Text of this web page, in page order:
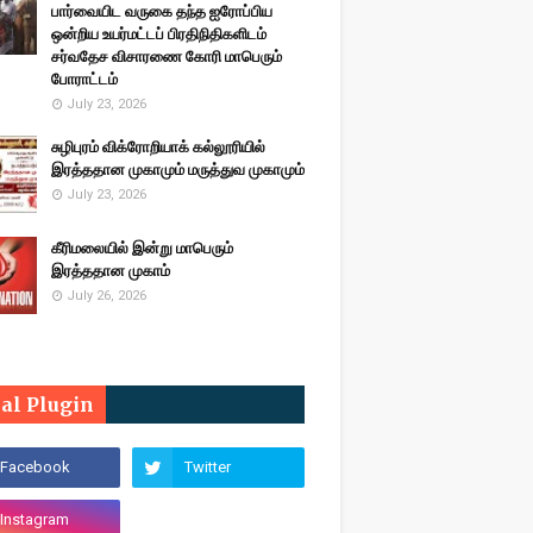
பார்வையிட வருகை தந்த ஐரோப்பிய
ஒன்றிய உயர்மட்டப் பிரதிநிதிகளிடம்
சர்வதேச விசாரணை கோரி மாபெரும்
போராட்டம்
July 23, 2026
சுழிபுரம் விக்ரோறியாக் கல்லூரியில்
இரத்ததான முகாமும் மருத்துவ முகாமும்
July 23, 2026
கீரிமலையில் இன்று மாபெரும்
இரத்ததான முகாம்
July 26, 2026
Plugin